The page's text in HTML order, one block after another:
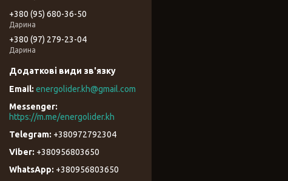
+380 (95) 680-36-50
Дарина
+380 (97) 279-23-04
Дарина
energolider.kh@gmail.com
https://m.me/energolider.kh
+380972792304
+380956803650
+380956803650